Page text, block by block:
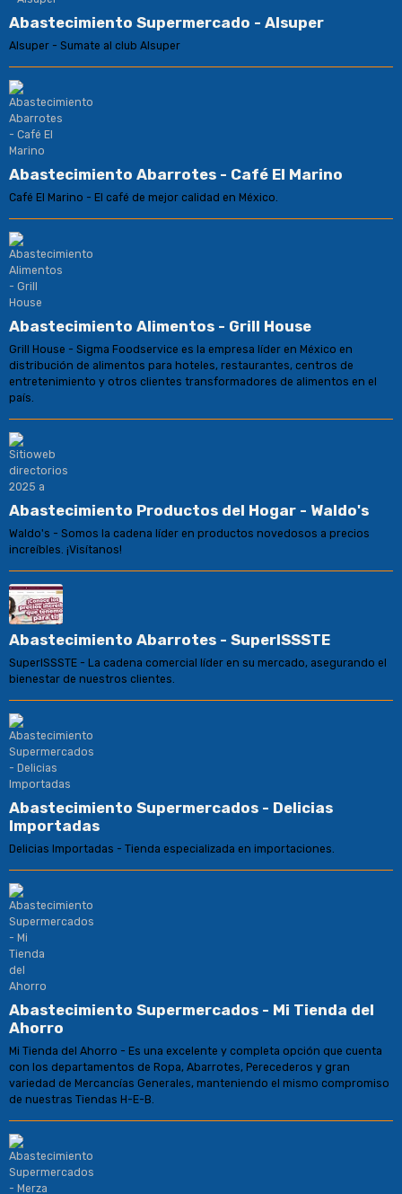
Abastecimiento Supermercado - Alsuper
Alsuper - Sumate al club Alsuper
Abastecimiento Abarrotes - Café El Marino
Café El Marino - El café de mejor calidad en México.
Abastecimiento Alimentos - Grill House
Grill House - Sigma Foodservice es la empresa líder en México en
distribución de alimentos para hoteles, restaurantes, centros de
entretenimiento y otros clientes transformadores de alimentos en el
país.
Abastecimiento Productos del Hogar - Waldo's
Waldo's - Somos la cadena líder en productos novedosos a precios
increíbles. ¡Visítanos!
Abastecimiento Abarrotes - SuperISSSTE
SuperISSSTE - La cadena comercial líder en su mercado, asegurando el
bienestar de nuestros clientes.
Abastecimiento Supermercados - Delicias
Importadas
Delicias Importadas - Tienda especializada en importaciones.
Abastecimiento Supermercados - Mi Tienda del
Ahorro
Mi Tienda del Ahorro - Es una excelente y completa opción que cuenta
con los departamentos de Ropa, Abarrotes, Perecederos y gran
variedad de Mercancías Generales, manteniendo el mismo compromiso
de nuestras Tiendas H-E-B.